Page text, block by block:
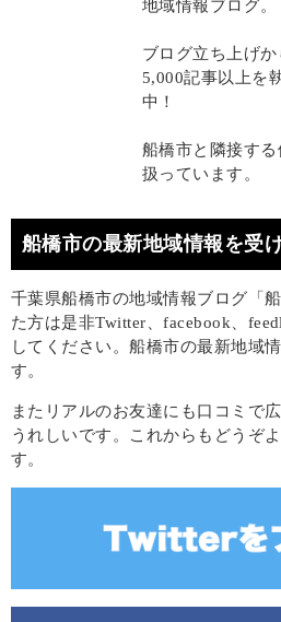
地域情報ブログ。
ブログ立ち上げ
5,000記事以上を
中！
船橋市と隣接す
扱っています。
船橋市の最新地域情報を受
千葉県船橋市の地域情報ブログ「
た方は是非Twitter、facebook、
してください。船橋市の最新地域
す。
またリアルのお友達にも口コミで
うれしいです。これからもどうぞ
す。